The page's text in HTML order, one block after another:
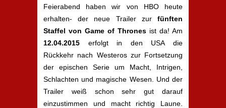
Feierabend haben wir von HBO heute
erhalten- der neue Trailer zur fünften
Staffel von Game of Thrones ist da! Am
12.04.2015 erfolgt in den USA die
Rückkehr nach Westeros zur Fortsetzung
der epischen Serie um Macht, Intrigen,
Schlachten und magische Wesen. Und der
Trailer weiß schon sehr gut darauf
einzustimmen und macht richtig Laune.